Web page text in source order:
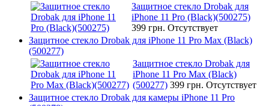
Защитное стекло Drobak для
iPhone 11 Pro (Black)(500275)
399 грн. Отсутствует
Защитное стекло Drobak для iPhone 11 Pro Max (Black)
(500277)
Защитное стекло Drobak для
iPhone 11 Pro Max (Black)
(500277) 399 грн. Отсутствует
Защитное стекло Drobak для камеры iPhone 11 Pro